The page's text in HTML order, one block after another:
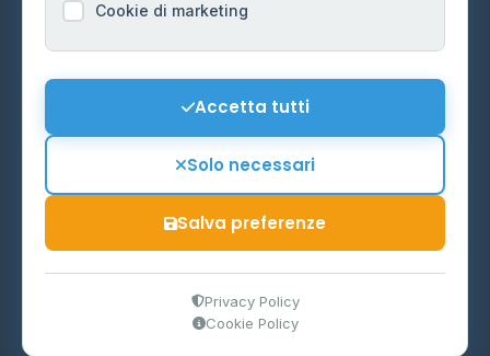
Preferenze Cookie
Mappa del sito
P.IVA 03859300364
Ministero delle Imprese e del Made in Italy
Cookie di marketing
Accetta tutti
Solo necessari
Salva preferenze
Privacy Policy
Cookie Policy